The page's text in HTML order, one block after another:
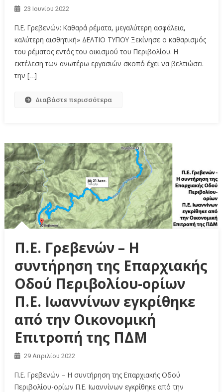
23 Ιουνίου 2022
Π.Ε. Γρεβενών: Καθαρά ρέματα, μεγαλύτερη ασφάλεια,
καλύτερη αισθητική» ΔΕΛΤΙΟ ΤΥΠΟΥ Ξεκίνησε ο καθαρισμός
του ρέματος εντός του οικισμού του Περιβολίου. Η
εκτέλεση των ανωτέρω εργασιών σκοπό έχει να βελτιώσει
την […]
Διαβάστε περισσότερα
Π.Ε. Γρεβενών – Η
συντήρηση της Επαρχιακής
Οδού Περιβολίου-ορίων
Π.Ε. Ιωαννίνων εγκρίθηκε
από την Οικονομική
Επιτροπή της ΠΔΜ
29 Απριλίου 2022
Π.Ε. Γρεβενών – Η συντήρηση της Επαρχιακής Οδού
Περιβολίου-ορίων Π.Ε. Ιωαννίνων εγκρίθηκε από την